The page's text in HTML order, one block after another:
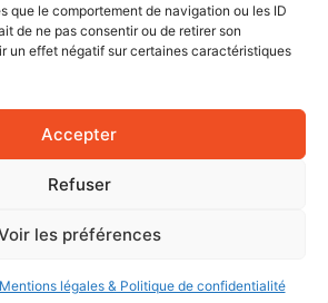
que le comportement de navigation ou les ID
de ne pas consentir ou de retirer son
un effet négatif sur certaines caractéristiques
Accepter
Refuser
les préférences
légales & Politique de confidentialité